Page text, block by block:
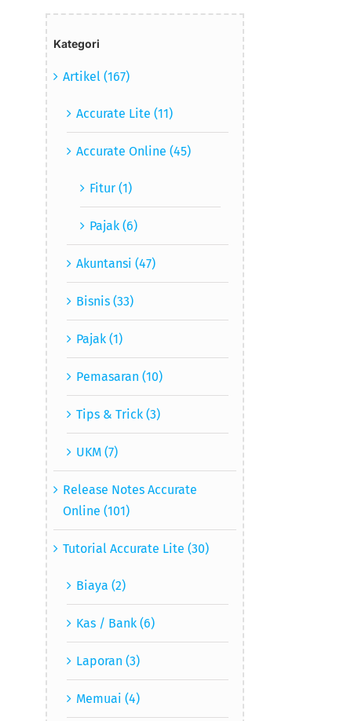
Kategori
Artikel (167)
Accurate Lite (11)
Accurate Online (45)
Fitur (1)
Pajak (6)
Akuntansi (47)
Bisnis (33)
Pajak (1)
Pemasaran (10)
Tips & Trick (3)
UKM (7)
Release Notes Accurate
Online (101)
Tutorial Accurate Lite (30)
Biaya (2)
Kas / Bank (6)
Laporan (3)
Memuai (4)